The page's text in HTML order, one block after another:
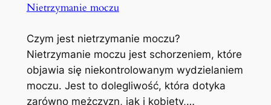
Nietrzymanie moczu
Czym jest nietrzymanie moczu?
Nietrzymanie moczu jest schorzeniem, które
objawia się niekontrolowanym wydzielaniem
moczu. Jest to dolegliwość, która dotyka
zarówno mężczyzn, jak i kobiety,…